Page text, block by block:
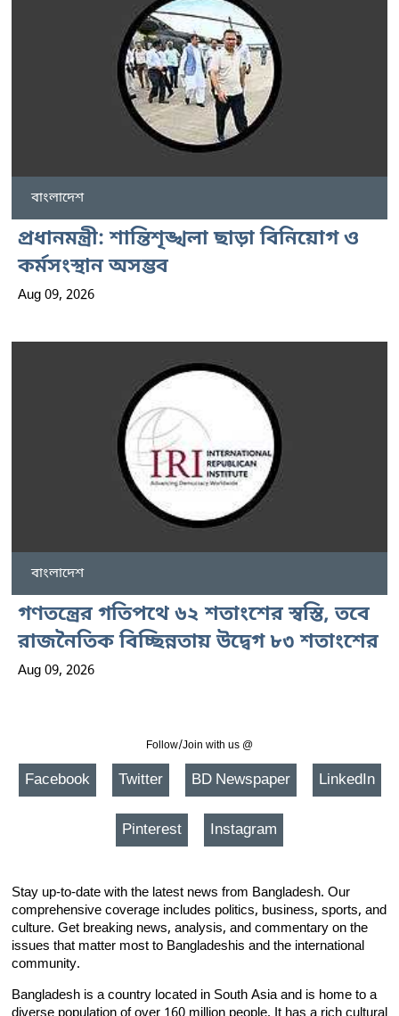
বাংলাদেশ
প্রধানমন্ত্রী: শান্তিশৃঙ্খলা ছাড়া বিনিয়োগ ও
কর্মসংস্থান অসম্ভব
Aug 09, 2026
বাংলাদেশ
গণতন্ত্রের গতিপথে ৬২ শতাংশের স্বস্তি, তবে
রাজনৈতিক বিচ্ছিন্নতায় উদ্বেগ ৮৩ শতাংশের
Aug 09, 2026
Follow/Join with us @
Facebook Twitter BD Newspaper LinkedIn
Pinterest Instagram
Stay up-to-date with the latest news from Bangladesh. Our
comprehensive coverage includes politics, business, sports, and
culture. Get breaking news, analysis, and commentary on the
issues that matter most to Bangladeshis and the international
community.
Bangladesh is a country located in South Asia and is home to a